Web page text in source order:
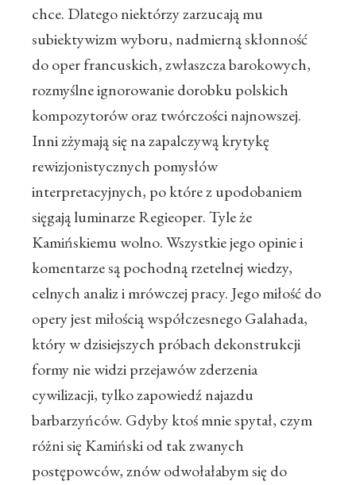
chce. Dlatego niektórzy zarzucają mu
subiektywizm wyboru, nadmierną skłonność
do oper francuskich, zwłaszcza barokowych,
rozmyślne ignorowanie dorobku polskich
kompozytorów oraz twórczości najnowszej.
Inni zżymają się na zapalczywą krytykę
rewizjonistycznych pomysłów
interpretacyjnych, po które z upodobaniem
sięgają luminarze Regieoper. Tyle że
Kamińskiemu wolno. Wszystkie jego opinie i
komentarze są pochodną rzetelnej wiedzy,
celnych analiz i mrówczej pracy. Jego miłość do
opery jest miłością współczesnego Galahada,
który w dzisiejszych próbach dekonstrukcji
formy nie widzi przejawów zderzenia
cywilizacji, tylko zapowiedź najazdu
barbarzyńców. Gdyby ktoś mnie spytał, czym
różni się Kamiński od tak zwanych
postępowców, znów odwołałabym się do